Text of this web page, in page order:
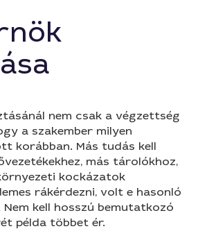
nem csak a végzettség
a szakember milyen
korábban. Más tudás kell
más tárolókhoz,
kockázatok
rákérdezni, volt e hasonló
Nem kell hosszú bemutatkozó
példa többet ér.